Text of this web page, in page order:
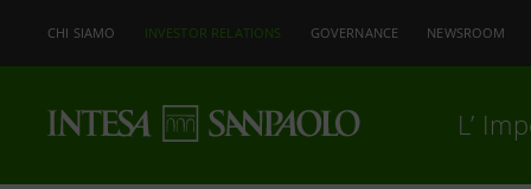
CHI SIAMO INVESTOR RELATIONS GOVERNANCE NEWSROOM
L’